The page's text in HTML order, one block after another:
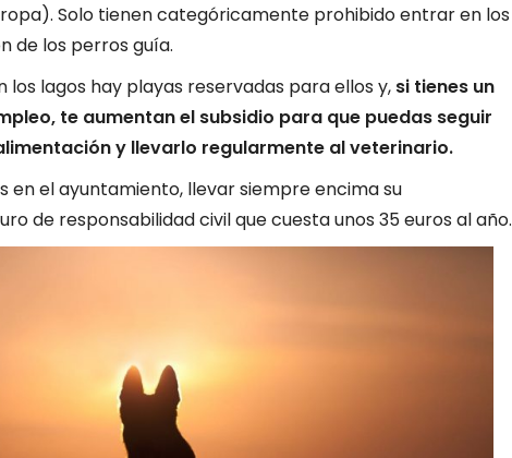
Solo tienen categóricamente prohibido entrar en los
de los perros guía.
los lagos hay playas reservadas para ellos y, si tienes un
te aumentan el subsidio para que puedas seguir
y llevarlo regularmente al veterinario.
en el ayuntamiento, llevar siempre encima su
de responsabilidad civil que cuesta unos 35 euros al año.